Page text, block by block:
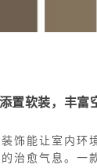
添置软装，丰富
饰能让室内环
治愈气息。一